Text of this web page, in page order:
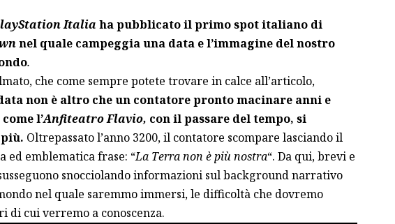
Italia ha pubblicato il primo spot italiano di
nel quale campeggia una data e l’immagine del nostro
.
che come sempre potete trovare in calce all’articolo,
non è altro che un contatore pronto macinare anni e
l’Anfiteatro Flavio, con il passare del tempo, si
Oltrepassato l’anno 3200, il contatore scompare lasciando il
ed emblematica frase: “La Terra non è più nostra“. Da qui, brevi e
snocciolando informazioni sul background narrativo
nel quale saremmo immersi, le difficoltà che dovremo
di cui verremo a conoscenza.